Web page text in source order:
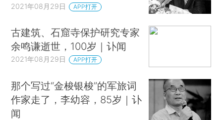
2021年08月29日 APP打开
古建筑、石窟寺保护研究专家
余鸣谦逝世，100岁｜讣闻
2021年08月29日 APP打开
那个写过“金梭银梭”的军旅词
作家走了，李幼容，85岁｜讣
闻